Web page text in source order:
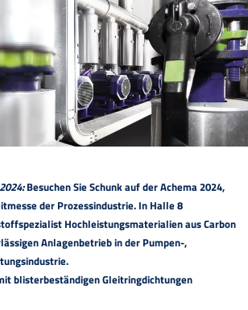
Besuchen Sie Schunk auf der Achema 2024,
der Prozessindustrie. In Halle 8
Hochleistungsmaterialien aus Carbon
Anlagenbetrieb in der Pumpen-,
blisterbeständigen Gleitringdichtungen